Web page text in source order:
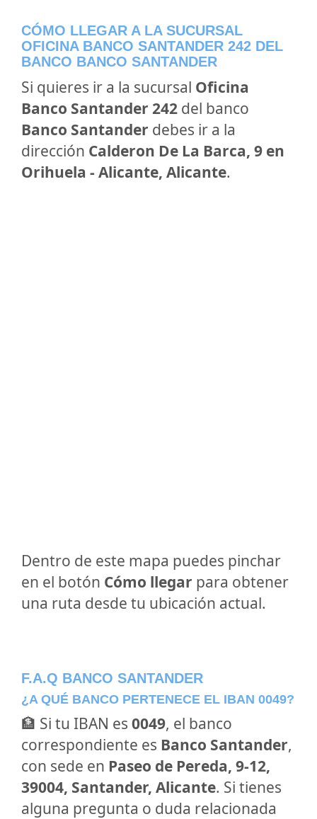
CÓMO LLEGAR A LA SUCURSAL
OFICINA BANCO SANTANDER 242 DEL
BANCO BANCO SANTANDER
Si quieres ir a la sucursal Oficina
Banco Santander 242 del banco
Banco Santander debes ir a la
dirección Calderon De La Barca, 9 en
Orihuela - Alicante, Alicante.
Dentro de este mapa puedes pinchar
en el botón Cómo llegar para obtener
una ruta desde tu ubicación actual.
F.A.Q BANCO SANTANDER
¿A QUÉ BANCO PERTENECE EL IBAN 0049?
🏦 Si tu IBAN es 0049, el banco
correspondiente es Banco Santander,
con sede en Paseo de Pereda, 9-12,
39004, Santander, Alicante. Si tienes
alguna pregunta o duda relacionada